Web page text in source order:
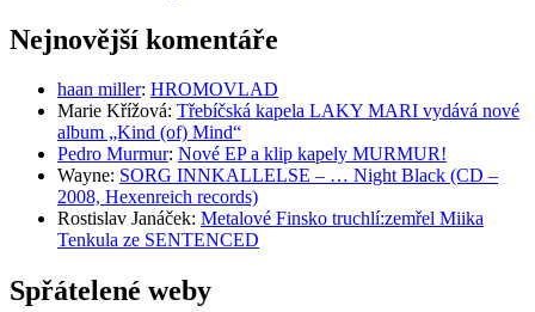
Nejnovější komentáře
haan miller: HROMOVLAD
Marie Křížová: Třebíčská kapela LAKY MARI vydává nové
album „Kind (of) Mind“
Pedro Murmur: Nové EP a klip kapely MURMUR!
Wayne: SORG INNKALLELSE – … Night Black (CD –
2008, Hexenreich records)
Rostislav Janáček: Metalové Finsko truchlí:zemřel Miika
Tenkula ze SENTENCED
Spřátelené weby